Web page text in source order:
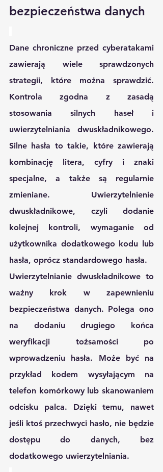
bezpieczeństwa danych
Dane chroniczne przed cyberatakami
zawierają wiele sprawdzonych
strategii, które można sprawdzić.
Kontrola zgodna z zasadą
stosowania silnych haseł i
uwierzytelniania dwuskładnikowego.
Silne hasła to takie, które zawierają
kombinację litera, cyfry i znaki
specjalne, a także są regularnie
zmieniane. Uwierzytelnienie
dwuskładnikowe, czyli dodanie
kolejnej kontroli, wymaganie od
użytkownika dodatkowego kodu lub
hasła, oprócz standardowego hasła.
Uwierzytelnianie dwuskładnikowe to
ważny krok w zapewnieniu
bezpieczeństwa danych. Polega ono
na dodaniu drugiego końca
weryfikacji tożsamości po
wprowadzeniu hasła. Może być na
przykład kodem wysyłającym na
telefon komórkowy lub skanowaniem
odcisku palca. Dzięki temu, nawet
jeśli ktoś przechwyci hasło, nie będzie
dostępu do danych, bez
dodatkowego uwierzytelniania.